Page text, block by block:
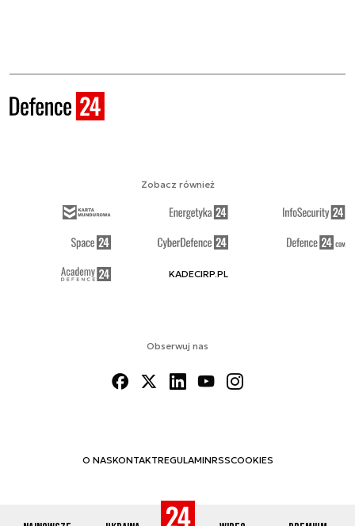
Obserwuj nas
O NASKONTAKTREGULAMINRSSCOOKIES
Zobacz również
KADECIRP.PL